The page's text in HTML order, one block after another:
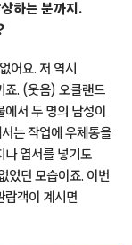
하는 분까지.
어요. 저 역시
죠. (웃음) 오클랜드
서 두 명의 남성이
는 작업에 우체통을
나 엽서를 넣기도
었던 모습이죠. 이번
람객이 계시면